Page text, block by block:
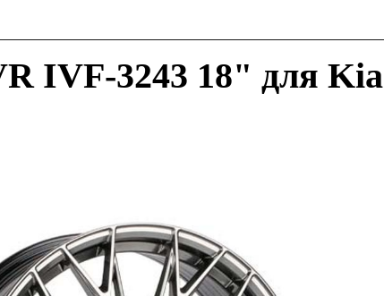
IVF-3243 18" для Kia